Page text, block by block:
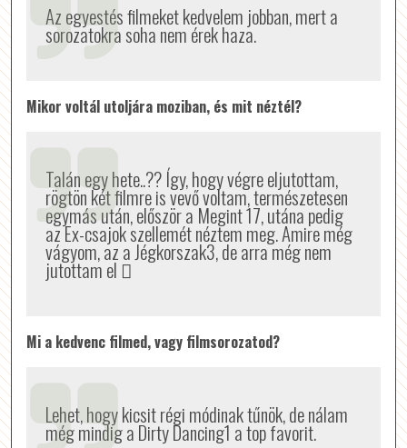
Az egyestés filmeket kedvelem jobban, mert a
sorozatokra soha nem érek haza.
Mikor voltál utoljára moziban, és mit néztél?
Talán egy hete..?? Így, hogy végre eljutottam,
rögtön két filmre is vevő voltam, természetesen
egymás után, először a Megint 17, utána pedig
az Ex-csajok szellemét néztem meg. Amire még
vágyom, az a Jégkorszak3, de arra még nem
jutottam el 
Mi a kedvenc filmed, vagy filmsorozatod?
Lehet, hogy kicsit régi módinak tűnök, de nálam
még mindig a Dirty Dancing1 a top favorit.